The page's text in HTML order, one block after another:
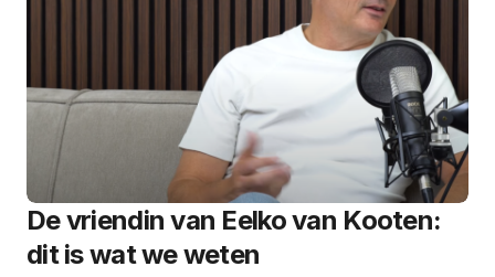
De vriendin van Eelko van Kooten:
dit is wat we weten